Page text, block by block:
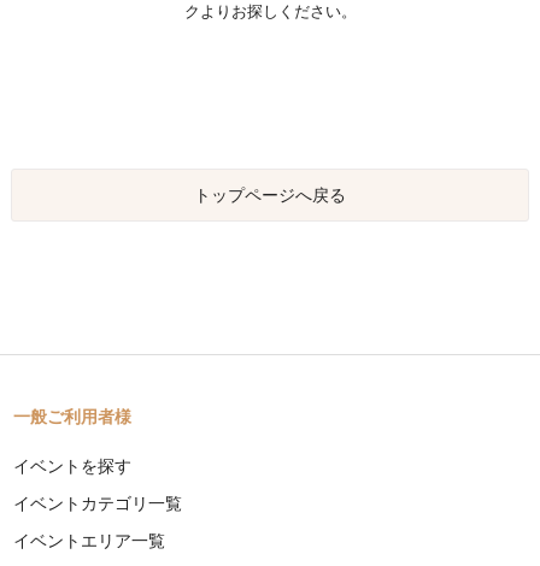
クよりお探しください。
トップページへ戻る
一般ご利用者様
イベントを探す
イベントカテゴリ一覧
イベントエリア一覧